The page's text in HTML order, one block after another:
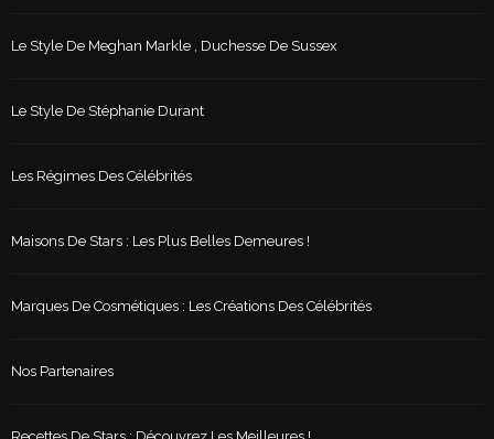
Le Style De Meghan Markle , Duchesse De Sussex
Le Style De Stéphanie Durant
Les Régimes Des Célébrités
Maisons De Stars : Les Plus Belles Demeures !
Marques De Cosmétiques : Les Créations Des Célébrités
Nos Partenaires